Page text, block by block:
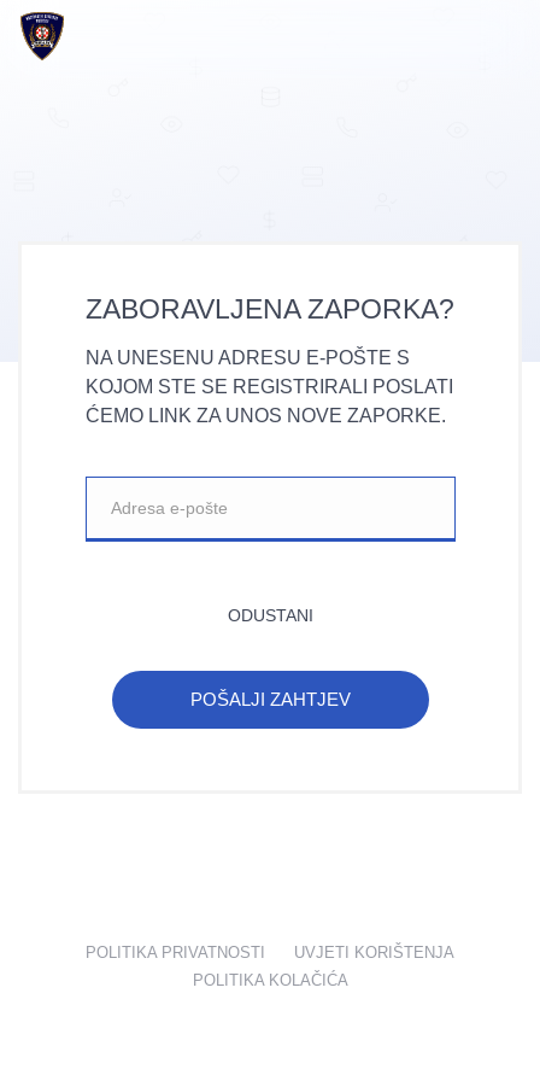
ZABORAVLJENA ZAPORKA?
NA UNESENU ADRESU E-POŠTE S
KOJOM STE SE REGISTRIRALI POSLATI
ĆEMO LINK ZA UNOS NOVE ZAPORKE.
ODUSTANI
POŠALJI ZAHTJEV
POLITIKA PRIVATNOSTI
UVJETI KORIŠTENJA
POLITIKA KOLAČIĆA